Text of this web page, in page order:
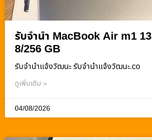
รับจำนำ MacBook Air m1
8/256 GB
รับจํานําแจ้งวัฒนะ รับจํานําแจ้งวัฒนะ.co
ดูเพิ่มเติม »
04/08/2026